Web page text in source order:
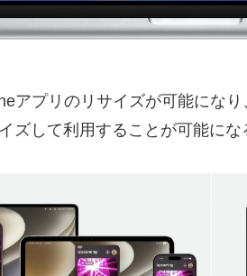
アプリのリサイズが可能にな
ズして利用することが可能にな